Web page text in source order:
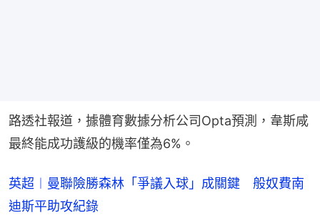
路透社報道，據體育數據分析公司Opta預測，韋斯咸
最終能成功護級的機率僅為6%。
英超︱曼聯險勝森林「爭議入球」成關鍵 般奴費南
迪斯平助攻紀錄